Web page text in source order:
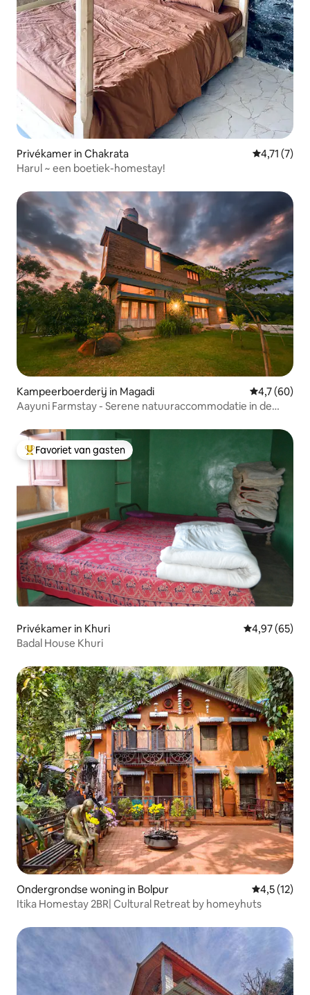
Privékamer in Chakrata
4,71 (7)
Harul ~ een boetiek-homestay!
Kampeerboerderij in Magadi
4,7 (60)
Aayuni Farmstay - Serene natuuraccommodatie in de
Topfavoriet van gasten
Favoriet van gasten
Privékamer in Khuri Gemiddelde
4,97 (65)
Badal House Khuri
Ondergrondse woning in Bolpur
4,5 (12)
Itika Homestay 2BR| Cultural Retreat by homeyhuts